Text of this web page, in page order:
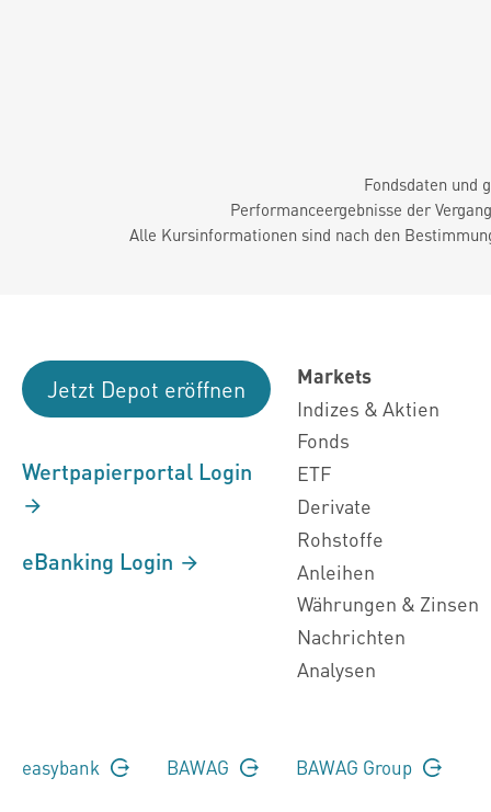
Fondsdaten und
Performanceergebnisse der
Alle Kursinformationen sind nach den
Jetzt Depot eröffnen
Wertpapierportal Login
eBanking Login
Markets
Indizes & Aktien
Fonds
ETF
Derivate
Rohstoffe
Anleihen
Währungen & Zinsen
Nachrichten
Analysen
easybank BAWAG BAWAG Group